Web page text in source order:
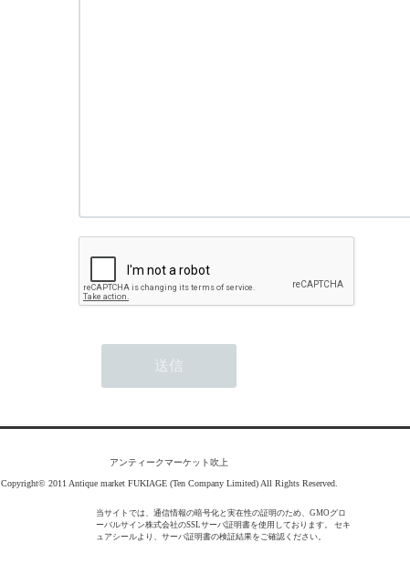
アンティークマーケット吹上
Copyright© 2011 Antique market FUKIAGE (Ten Company Limited) All Rights Reserved.
当サイトでは、通信情報の暗号化と実在性の証明のため、GMOグロ
ーバルサイン株式会社のSSLサーバ証明書を使用しております。 セキ
ュアシールより、サーバ証明書の検証結果をご確認ください。